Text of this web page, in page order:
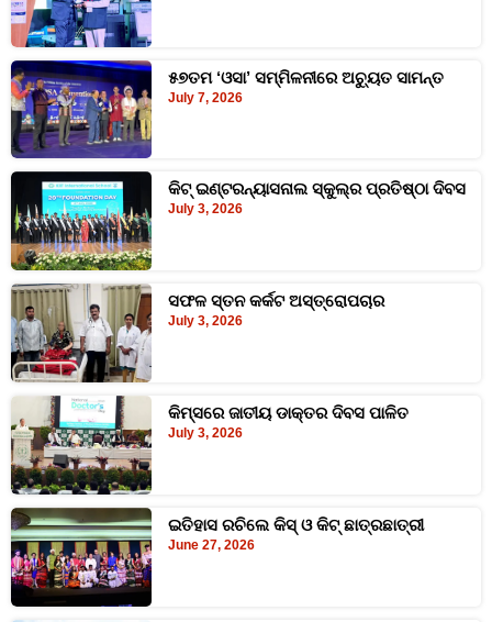
୫୭ତମ ‘ଓସା’ ସମ୍ମିଳନୀରେ ଅଚ୍ୟୁତ ସାମନ୍ତ
July 7, 2026
କିଟ୍ ଇଣ୍ଟରନ୍ୟାସନାଲ ସ୍କୁଲ୍‍ର ପ୍ରତିଷ୍ଠା ଦିବସ
July 3, 2026
ସଫଳ ସ୍ତନ କର୍କଟ ଅସ୍ତ୍ରୋପଚାର
July 3, 2026
କିମ୍‍ସରେ ଜାତୀୟ ଡାକ୍ତର ଦିବସ ପାଳିତ
July 3, 2026
ଇତିହାସ ରଚିଲେ କିସ୍‍ ଓ କିଟ୍ ଛାତ୍ରଛାତ୍ରୀ
June 27, 2026